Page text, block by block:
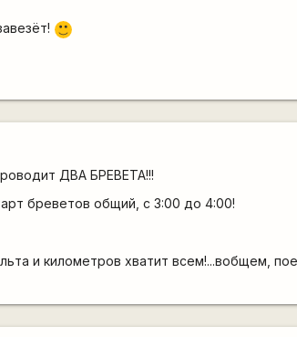
:)
ДВА БРЕВЕТА!!!
бреветов общий, с 3:00 до 4:00!
и километров хватит всем!...вобщем,